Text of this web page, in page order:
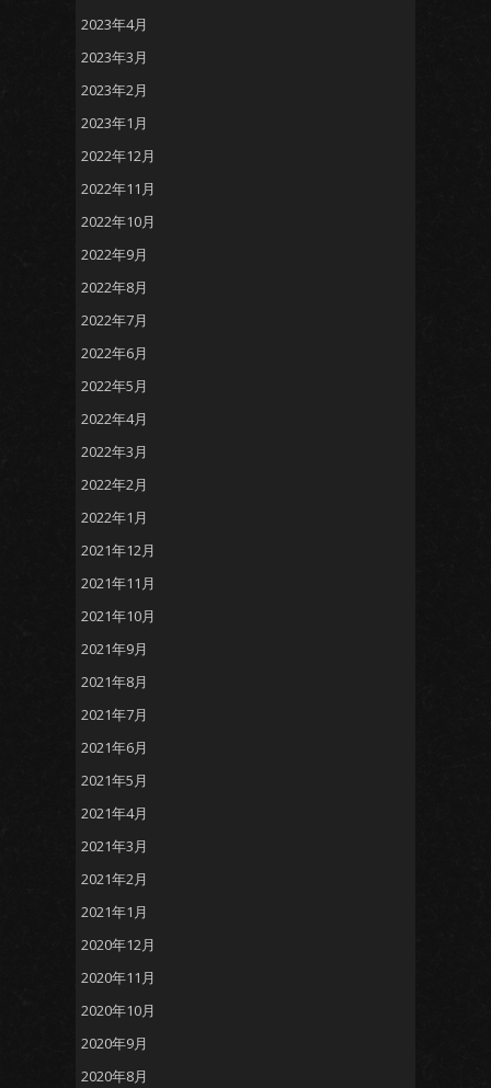
2023年4月
2023年3月
2023年2月
2023年1月
2022年12月
2022年11月
2022年10月
2022年9月
2022年8月
2022年7月
2022年6月
2022年5月
2022年4月
2022年3月
2022年2月
2022年1月
2021年12月
2021年11月
2021年10月
2021年9月
2021年8月
2021年7月
2021年6月
2021年5月
2021年4月
2021年3月
2021年2月
2021年1月
2020年12月
2020年11月
2020年10月
2020年9月
2020年8月